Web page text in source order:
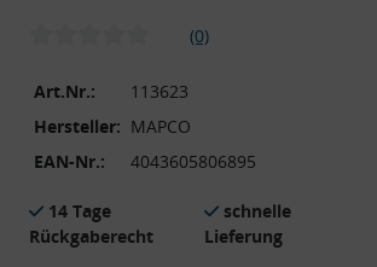
(0)
Art.Nr.:
113623
Hersteller: MAPCO
EAN-Nr.:
4043605806895
14 Tage
Rückgaberecht
schnelle
Lieferung